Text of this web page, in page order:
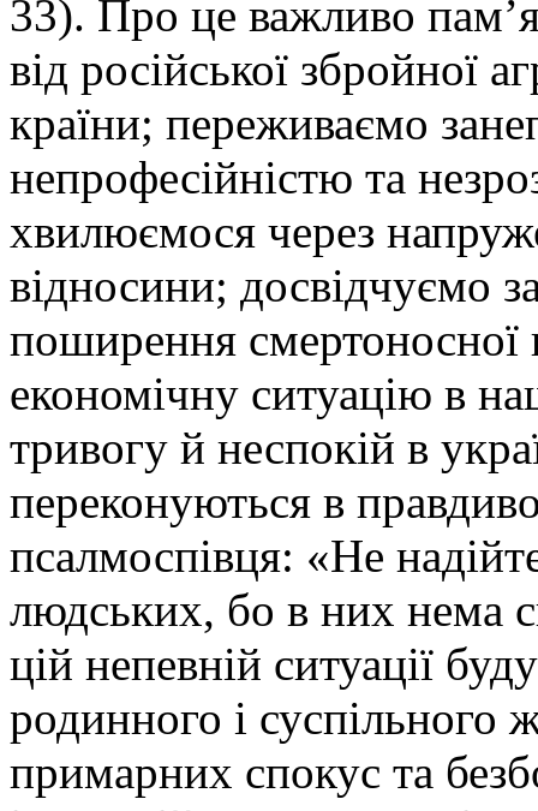
33). Про це важливо
від російської збройної
країни; переживаємо
непрофесійністю та
хвилюємося через
відносини; досвідчуємо
поширення смертоносної
економічну ситуацію в
тривогу й неспокій в
переконуються в
псалмоспівця: «Не
людських, бо в них нема
цій непевній ситуації
родинного і суспільного
примарних спокус та